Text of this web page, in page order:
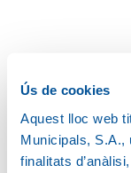
Ús de cookies
Aquest lloc web
Municipals, S.A.,
finalitats